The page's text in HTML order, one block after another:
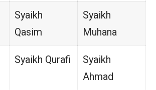
Syaikh
Qasim
Syaikh
Muhana
Syaikh Qurafi
Syaikh
Ahmad